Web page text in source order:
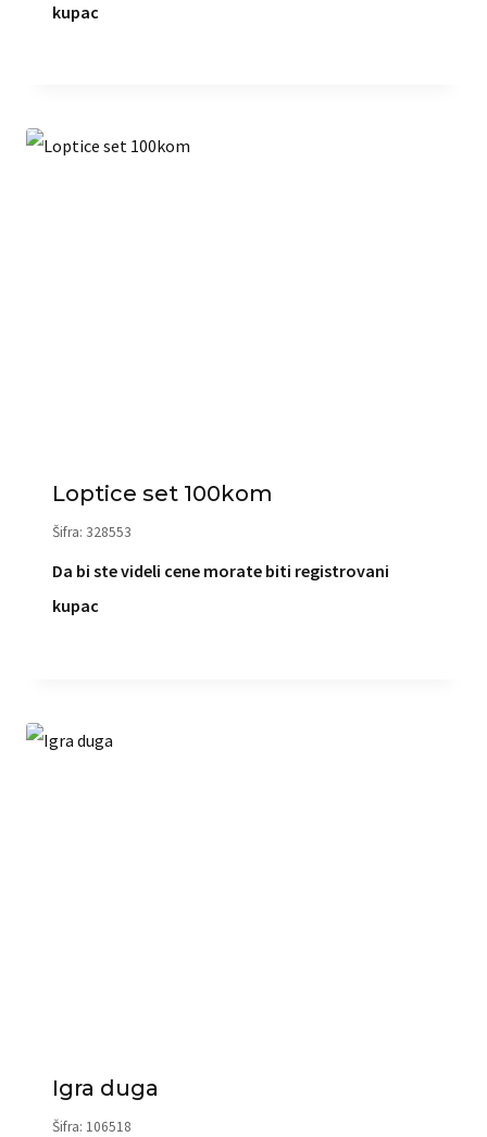
kupac
Loptice set 100kom
Šifra: 328553
Da bi ste videli cene morate biti registrovani
kupac
Igra duga
Šifra: 106518